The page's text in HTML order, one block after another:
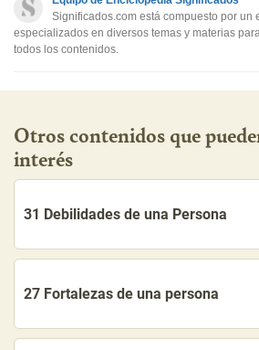
Otro
Significados.com está compuesto por un
especializados en diversos temas y materias
todos los contenidos.
Otros contenidos que
interés
31 Debilidades de una Persona
27 Fortalezas de una persona